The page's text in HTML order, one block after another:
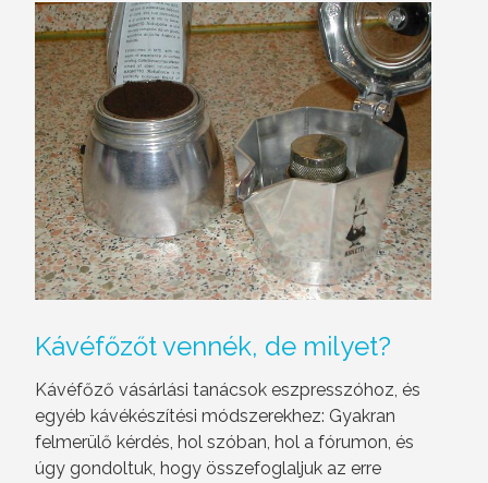
Kávéfőzőtvennék, de milyet?
Kávéfőző vásárlási tanácsok eszpresszóhoz, és
egyéb kávékészítési módszerekhez: Gyakran
felmerülő kérdés, hol szóban, hol a fórumon, és
úgy gondoltuk, hogy összefoglaljuk az erre